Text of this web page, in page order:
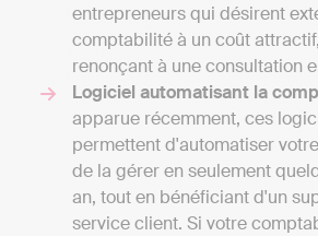
entrepreneurs qui désirent
comptabilité à un coût
renonçant à une consultation
Logiciel automatisant la
apparue récemment, ces
permettent d'automatiser
de la gérer en seulement
an, tout en bénéficiant d'un
service client. Si votre